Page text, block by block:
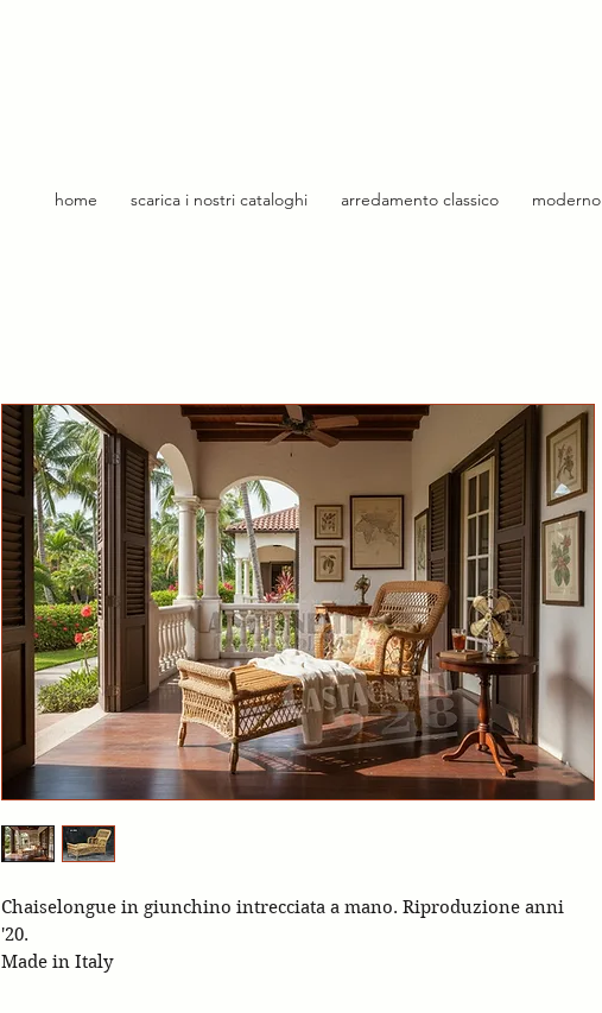
home scarica i nostri cataloghi arredamento classico moderno
Chaiselongue in giunchino intrecciata a mano. Riproduzione anni
'20.
Made in Italy